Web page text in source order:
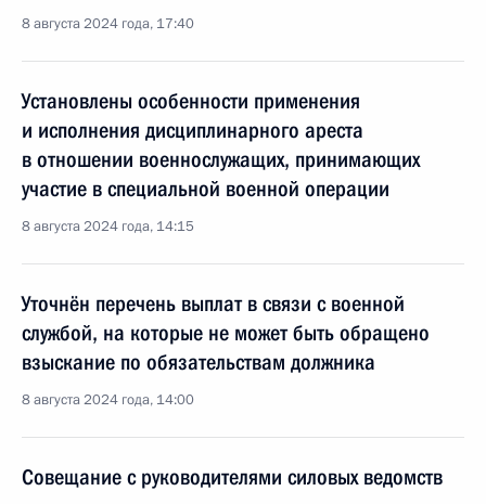
8 августа 2024 года, 17:40
Установлены особенности применения
и исполнения дисциплинарного ареста
в отношении военнослужащих, принимающих
участие в специальной военной операции
8 августа 2024 года, 14:15
Уточнён перечень выплат в связи с военной
службой, на которые не может быть обращено
взыскание по обязательствам должника
8 августа 2024 года, 14:00
Совещание с руководителями силовых ведомств